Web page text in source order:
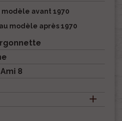
modèle avant 1970
modèle après 1970
8
